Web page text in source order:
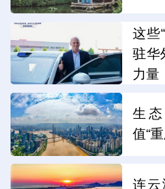
这些
驻华
力量
生
值“
连云